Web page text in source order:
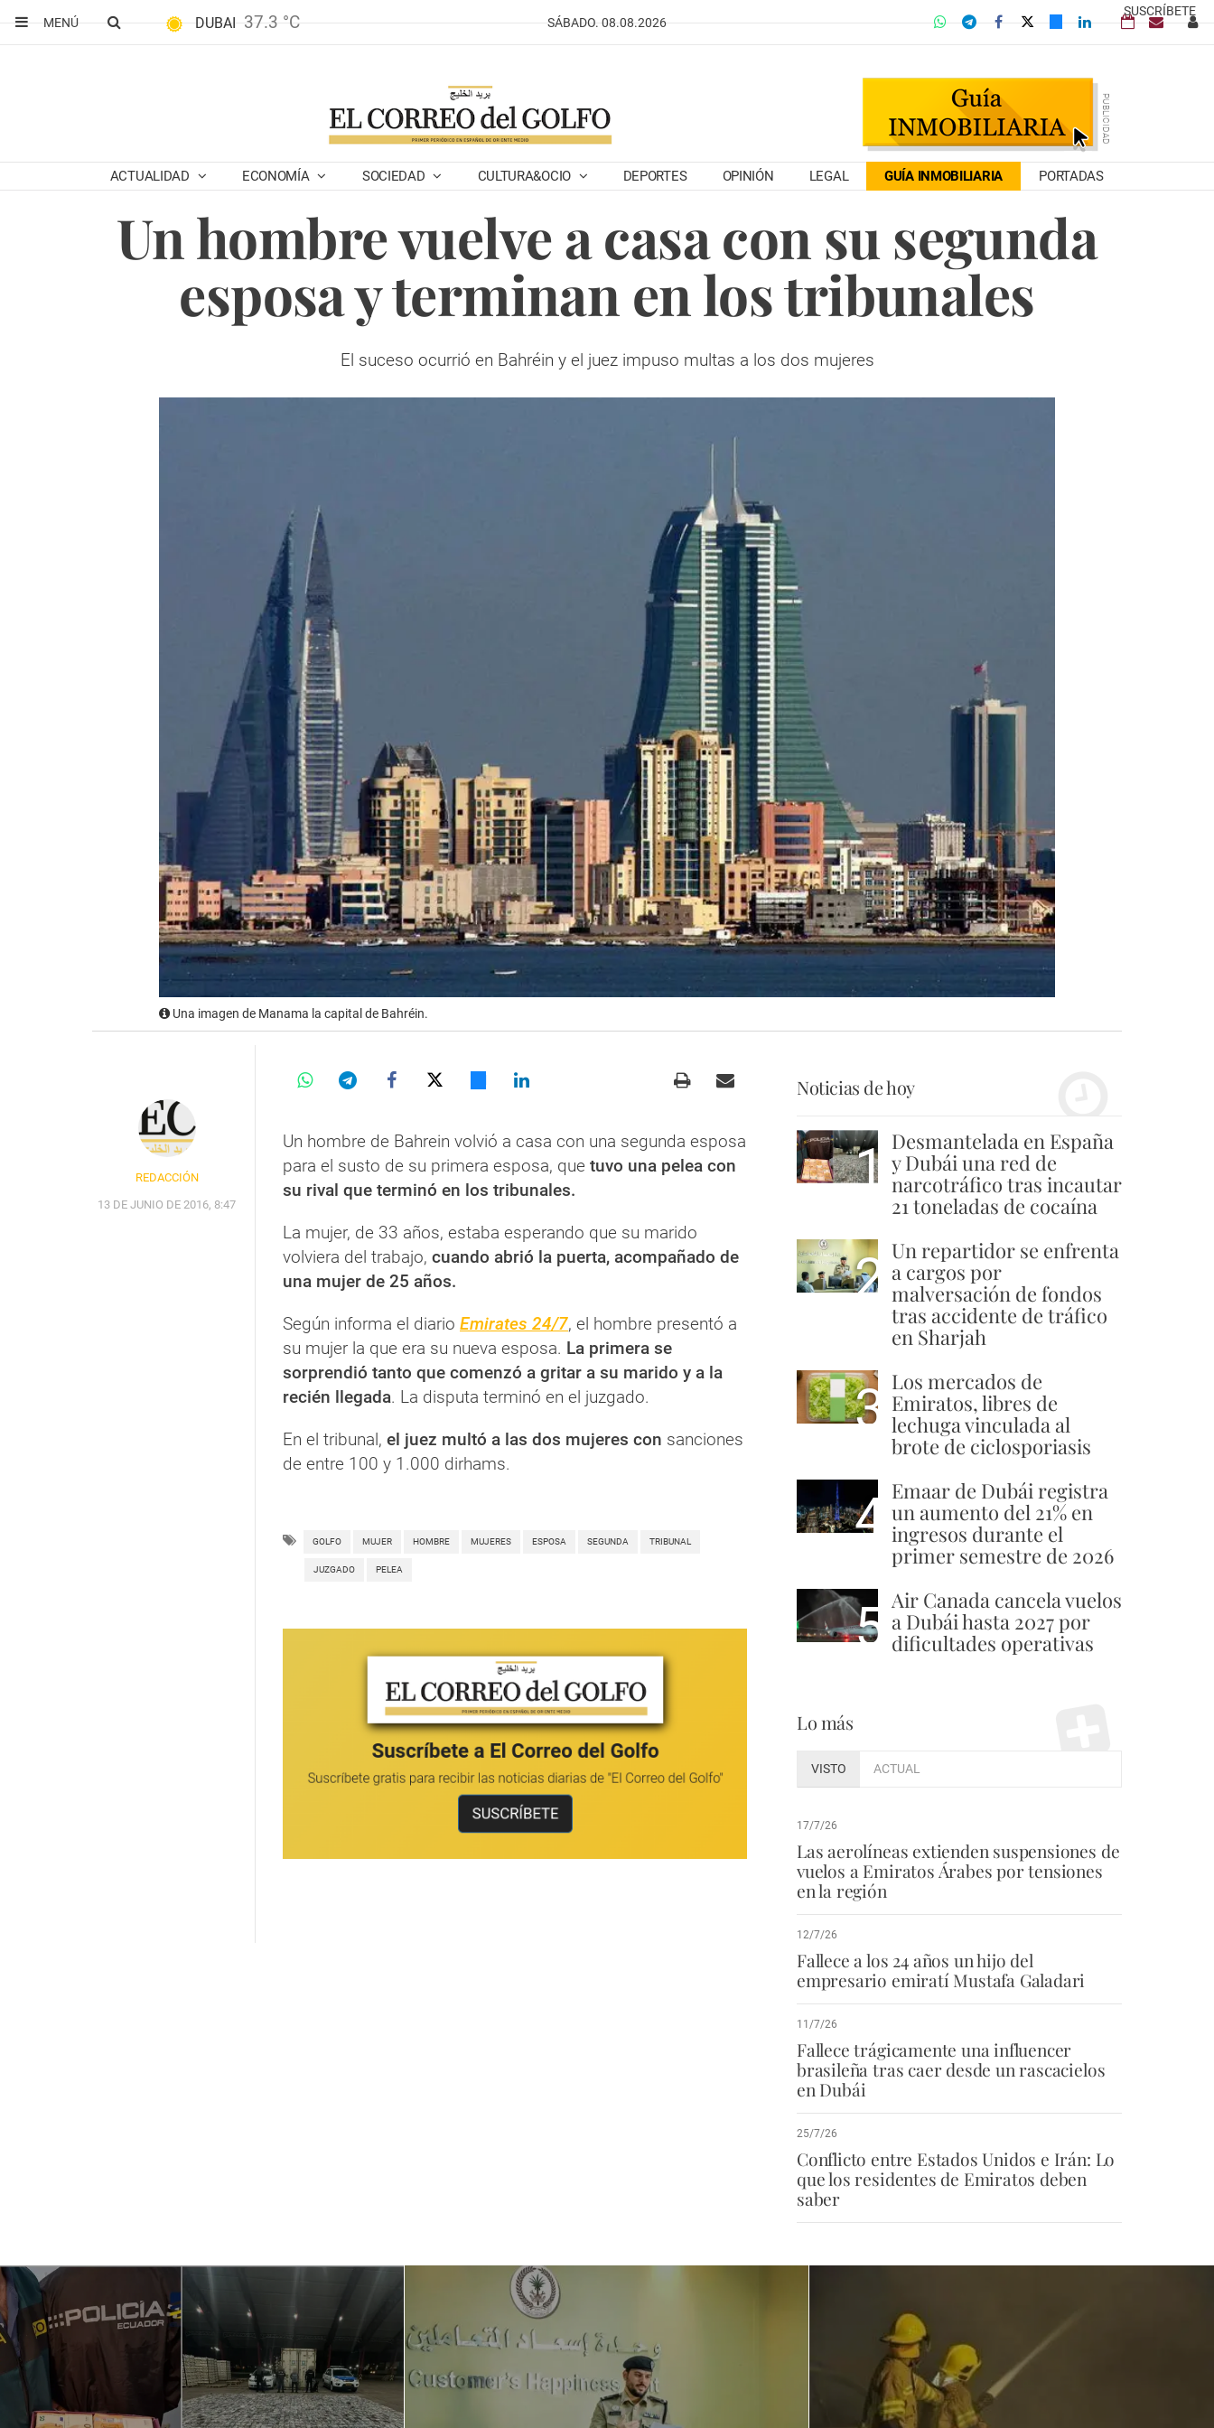
SUSCRÍBETE
MENÚ
DUBAI 37.3 °C SÁBADO. 08.08.2026
ACTUALIDAD ECONOMÍA SOCIEDAD CULTURA&OCIO DEPORTES OPINIÓN LEGAL GUÍA INMOBILIARIA PORTADAS
Un hombre vuelve a casa con su segunda
esposa y terminan en los tribunales
El suceso ocurrió en Bahréin y el juez impuso multas a los dos mujeres
Una imagen de Manama la capital de Bahréin.
REDACCIÓN
13 DE JUNIO DE 2016, 8:47
Un hombre de Bahrein volvió a casa con una segunda esposa
para el susto de su primera esposa, que tuvo una pelea con
su rival que terminó en los tribunales.
La mujer, de 33 años, estaba esperando que su marido
volviera del trabajo, cuando abrió la puerta, acompañado de
una mujer de 25 años.
Según informa el diario Emirates 24/7, el hombre presentó a
su mujer la que era su nueva esposa. La primera se
sorprendió tanto que comenzó a gritar a su marido y a la
recién llegada. La disputa terminó en el juzgado.
En el tribunal, el juez multó a las dos mujeres con sanciones
de entre 100 y 1.000 dirhams.
GOLFO MUJER HOMBRE MUJERES ESPOSA SEGUNDA TRIBUNAL
JUZGADO PELEA
Noticias de hoy
1 Desmantelada en España
y Dubái una red de
narcotráfico tras incautar
21 toneladas de cocaína
2 Un repartidor se enfrenta
a cargos por
malversación de fondos
tras accidente de tráfico
en Sharjah
3 Los mercados de
Emiratos, libres de
lechuga vinculada al
brote de ciclosporiasis
4 Emaar de Dubái registra
un aumento del 21% en
ingresos durante el
primer semestre de 2026
5 Air Canada cancela vuelos
a Dubái hasta 2027 por
dificultades operativas
Lo más
VISTO ACTUAL
17/7/26
Las aerolíneas extienden suspensiones de
vuelos a Emiratos Árabes por tensiones
en la región
12/7/26
Fallece a los 24 años un hijo del
empresario emiratí Mustafa Galadari
11/7/26
Fallece trágicamente una influencer
brasileña tras caer desde un rascacielos
en Dubái
25/7/26
Conflicto entre Estados Unidos e Irán: Lo
que los residentes de Emiratos deben
saber